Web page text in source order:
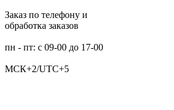
Заказ по телефону и
обработка заказов
пн - пт: с 09-00 до 17-00
МСК+2/UTC+5